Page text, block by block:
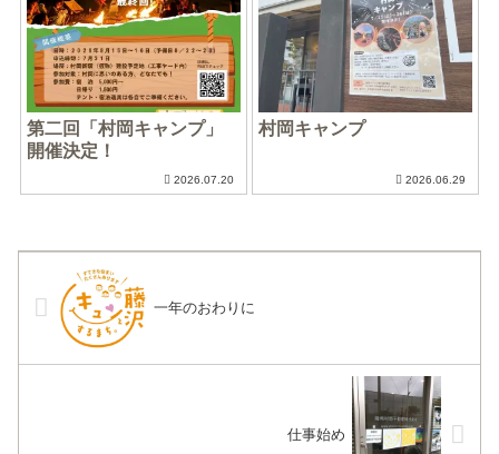
第二回「村岡キャンプ」
開催決定！
2026.07.20
村岡キャンプ
2026.06.29
一年のおわりに
仕事始め